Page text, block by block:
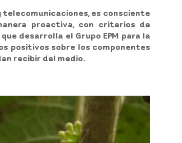
telecomunicaciones, es consciente
proactiva, con criterios de
desarrolla el Grupo EPM para la
positivos sobre los componentes
recibir del medio.